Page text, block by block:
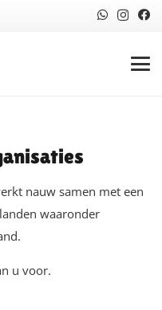
nauw samen met een
waaronder
u voor.